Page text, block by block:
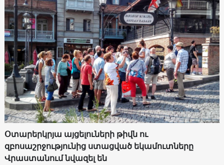
Օտարերկրյա այցելուների թիվն ու
զբոսաշրջությունից ստացված եկամուտները
Վրաստանում նվազել են